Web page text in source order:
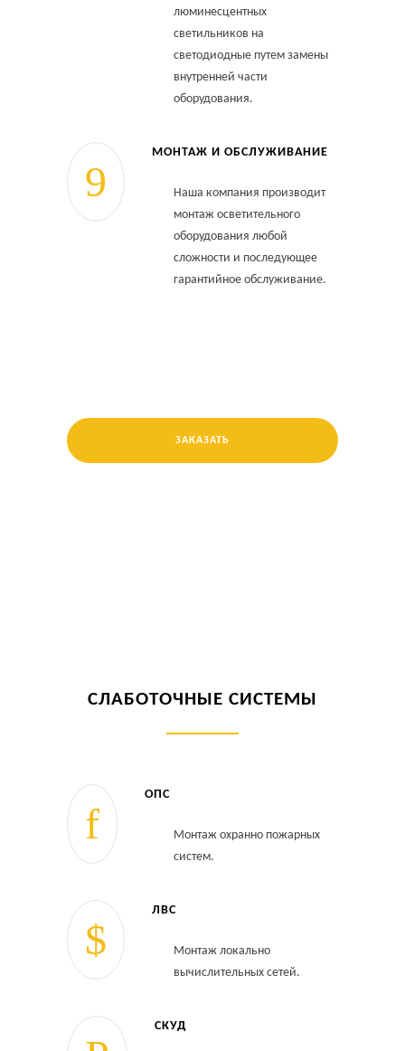
люминесцентных
светильников на
светодиодные путем замены
внутренней части
оборудования.
МОНТАЖ И ОБСЛУЖИВАНИЕ
Наша компания производит
монтаж осветительного
оборудования любой
сложности и последующее
гарантийное обслуживание.
ЗАКАЗАТЬ
СЛАБОТОЧНЫЕ СИСТЕМЫ
ОПС
Монтаж охранно пожарных
систем.
ЛВС
Монтаж локально
вычислительных сетей.
СКУД